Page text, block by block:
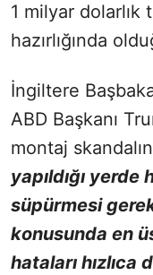
1 milyar dolarlık
hazırlığında
İngiltere
ABD Başkanı
montaj
yapıldığı
süpürmesi
konusunda en
hataları hızlıca